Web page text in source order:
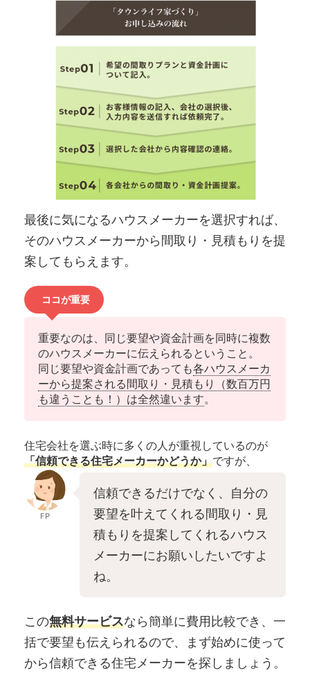
最後に気になるハウスメーカーを選択すれば、
そのハウスメーカーから間取り・見積もりを提
案してもらえます。
ココが重要
重要なのは、同じ要望や資金計画を同時に複数
のハウスメーカーに伝えられるということ。
同じ要望や資金計画であっても各ハウスメーカ
ーから提案される間取り・見積もり（数百万円
も違うことも！）は全然違います。
住宅会社を選ぶ時に多くの人が重視しているのが
「信頼できる住宅メーカーかどうか」ですが、
FP
信頼できるだけでなく、自分の
要望を叶えてくれる間取り・見
積もりを提案してくれるハウス
メーカーにお願いしたいですよ
ね。
この無料サービスなら簡単に費用比較でき、一
括で要望も伝えられるので、まず始めに使って
から信頼できる住宅メーカーを探しましょう。